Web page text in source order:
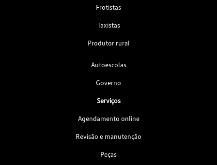
Frotistas
Taxistas
Produtor rural
Autoescolas
Governo
Serviços
Agendamento online
Revisão e manutenção
Peças